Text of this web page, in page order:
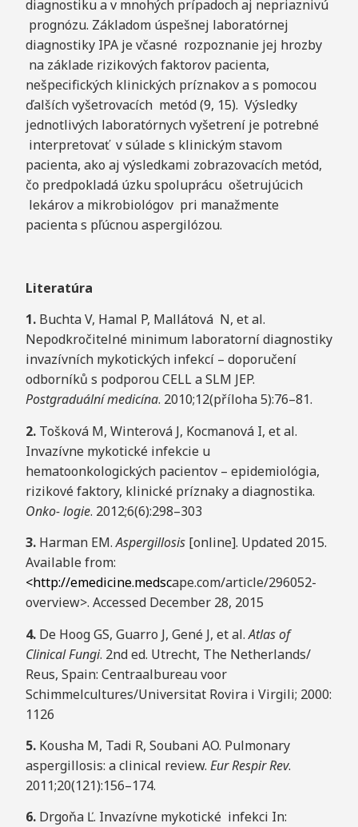
diagnostiku a v mnohých prípadoch aj nepriaznivú
prognózu. Základom úspešnej laboratórnej
diagnostiky IPA je včasné rozpoznanie jej hrozby
na základe rizikových faktorov pacienta,
nešpecifických klinických príznakov a s pomocou
ďalších vyšetrovacích metód (9, 15). Výsledky
jednotlivých laboratórnych vyšetrení je potrebné
interpretovať v súlade s klinickým stavom
pacienta, ako aj výsledkami zobrazovacích metód,
čo predpokladá úzku spoluprácu ošetrujúcich
lekárov a mikrobiológov pri manažmente
pacienta s pľúcnou aspergilózou.
Literatúra
1. Buchta V, Hamal P, Mallátová N, et al.
Nepodkročitelné minimum laboratorní diagnostiky
invazívních mykotických infekcí – doporučení
odborníků s podporou CELL a SLM JEP.
Postgraduální medicína. 2010;12(příloha 5):76–81.
2. Tošková M, Winterová J, Kocmanová I, et al.
Invazívne mykotické infekcie u
hematoonkologických pacientov – epidemiológia,
rizikové faktory, klinické príznaky a diagnostika.
Onko- logie. 2012;6(6):298–303
3. Harman EM.Aspergillosis [online]. Updated 2015.
Available from:
<http://emedicine.medscape.com/article/296052-
overview>. Accessed December 28, 2015
4. De Hoog GS, Guarro J, Gené J, et al.Atlas of
ClinicalFungi. 2nd ed. Utrecht, The Netherlands/
Reus, Spain: Centraalbureau voor
Schimmelcultures/Universitat Rovira i Virgili; 2000:
1126
5. Kousha M, Tadi R, Soubani AO. Pulmonary
aspergillosis: a clinical review. Eur Respir Rev.
2011;20(121):156–174.
6. Drgoňa Ľ. Invazívne mykotické infekci In: